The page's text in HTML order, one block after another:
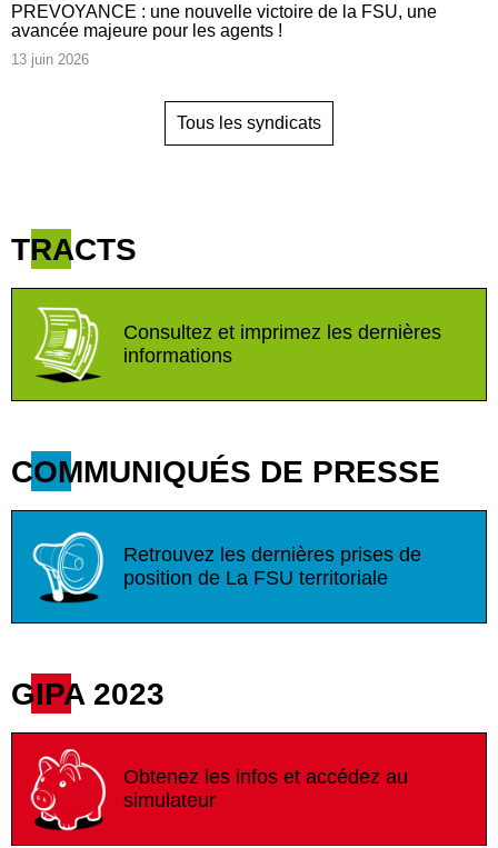
PREVOYANCE : une nouvelle victoire de la FSU, une
avancée majeure pour les agents !
13 juin 2026
Tous les syndicats
TRACTS
Consultez et imprimez les dernières
informations
COMMUNIQUÉS DE PRESSE
Retrouvez les dernières prises de
position de La FSU territoriale
GIPA 2023
Obtenez les infos et accédez au
simulateur